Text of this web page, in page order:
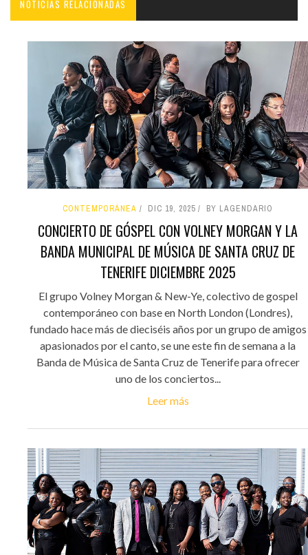
NOTICIAS RELACIONADAS
CONTEMPORÁNEA DIC 19, 2025 BY LAGENDARIO
CONCIERTO DE GÓSPEL CON VOLNEY MORGAN Y LA
BANDA MUNICIPAL DE MÚSICA DE SANTA CRUZ DE
TENERIFE DICIEMBRE 2025
El grupo Volney Morgan & New-Ye, colectivo de gospel
contemporáneo con base en North London (Londres),
fundado hace más de dieciséis años por un grupo de amigos
apasionados por el canto, se une este fin de semana a la
Banda de Música de Santa Cruz de Tenerife para ofrecer
uno de los conciertos...
Leer más